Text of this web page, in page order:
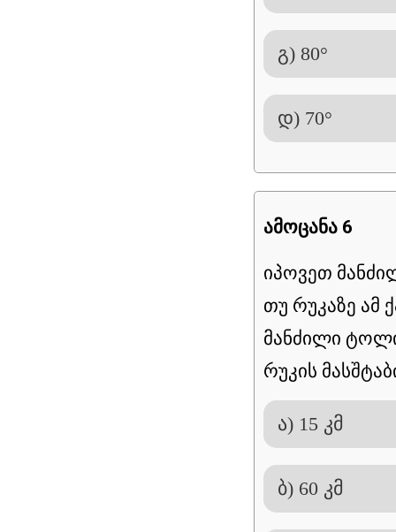
გ) 80°
დ) 70°
ამოცანა 6
იპოვეთ
თუ რუკაზე ამ
მანძილი
რუკის
ა) 15 კმ
ბ) 60 კმ